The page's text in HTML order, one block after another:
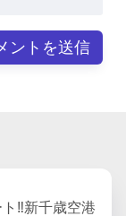
‼︎新千歳空港